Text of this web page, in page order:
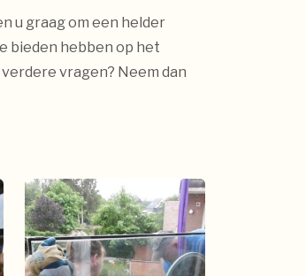
u graag om een helder
bieden hebben op het
vragen? Neem dan